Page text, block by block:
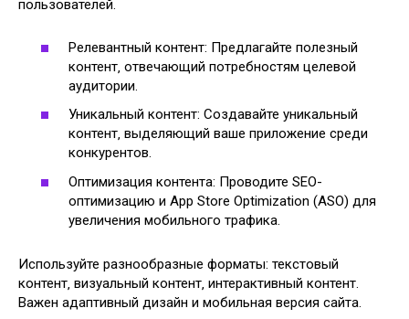
пользователей.
Релевантный контент: Предлагайте полезный
контент‚ отвечающий потребностям целевой
аудитории.
Уникальный контент: Создавайте уникальный
контент‚ выделяющий ваше приложение среди
конкурентов.
Оптимизация контента: Проводите SEO-
оптимизацию и App Store Optimization (ASO) для
увеличения мобильного трафика.
Используйте разнообразные форматы: текстовый
контент‚ визуальный контент‚ интерактивный контент.
Важен адаптивный дизайн и мобильная версия сайта.